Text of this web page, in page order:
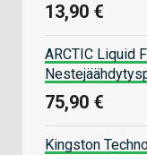
13,90 €
ARCTIC Liquid
75,90 €
Kingston